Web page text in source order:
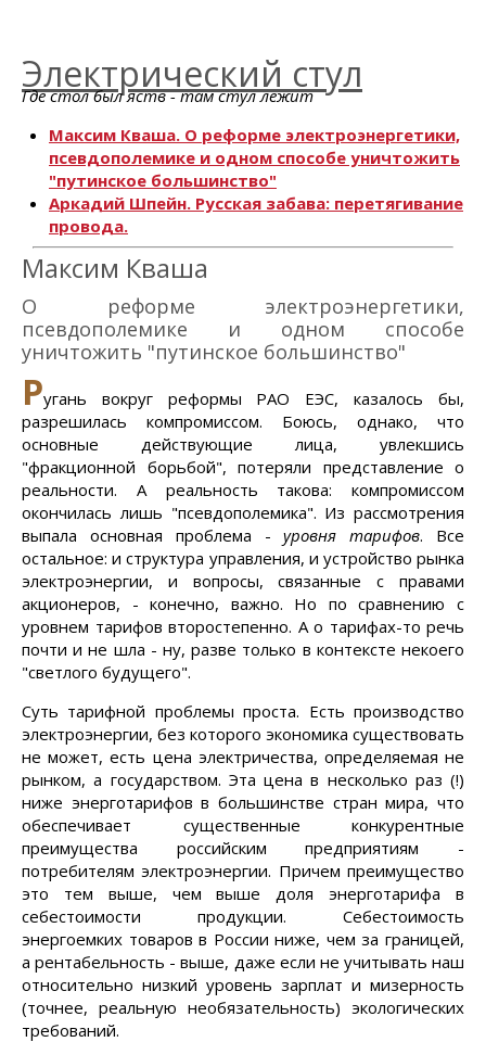
Электрический стул
Где стол был яств - там стул лежит
Максим Кваша. О реформе электроэнергетики,
псевдополемике и одном способе уничтожить
"путинское большинство"
Аркадий Шпейн. Русская забава: перетягивание
провода.
Максим Кваша
О реформе электроэнергетики,
псевдополемике и одном способе
уничтожить "путинское большинство"
Ругань вокруг реформы РАО ЕЭС, казалось бы,
разрешилась компромиссом. Боюсь, однако, что
основные действующие лица, увлекшись
"фракционной борьбой", потеряли представление о
реальности. А реальность такова: компромиссом
окончилась лишь "псевдополемика". Из рассмотрения
выпала основная проблема -уровня тарифов. Все
остальное: и структура управления, и устройство рынка
электроэнергии, и вопросы, связанные с правами
акционеров, - конечно, важно. Но по сравнению с
уровнем тарифов второстепенно. А о тарифах-то речь
почти и не шла - ну, разве только в контексте некоего
"светлого будущего".
Суть тарифной проблемы проста. Есть производство
электроэнергии, без которого экономика существовать
не может, есть цена электричества, определяемая не
рынком, а государством. Эта цена в несколько раз (!)
ниже энерготарифов в большинстве стран мира, что
обеспечивает существенные конкурентные
преимущества российским предприятиям -
потребителям электроэнергии. Причем преимущество
это тем выше, чем выше доля энерготарифа в
себестоимости продукции. Себестоимость
энергоемких товаров в России ниже, чем за границей,
а рентабельность - выше, даже если не учитывать наш
относительно низкий уровень зарплат и мизерность
(точнее, реальную необязательность) экологических
требований.